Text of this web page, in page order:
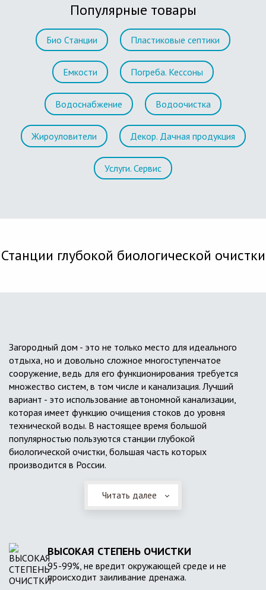
Популярные товары
Био Станции Пластиковые септики
Емкости Погреба. Кессоны
Водоснабжение Водоочистка
Жироуловители Декор. Дачная продукция
Услуги. Сервис
Станции глубокой биологической очистки
Загородный дом - это не только место для идеального
отдыха, но и довольно сложное многоступенчатое
сооружение, ведь для его функционирования требуется
множество систем, в том числе и канализация. Лучший
вариант - это использование автономной канализации,
которая имеет функцию очищения стоков до уровня
технической воды. В настоящее время большой
популярностью пользуются станции глубокой
биологической очистки, большая часть которых
производится в России.
Читать далее
ВЫСОКАЯ СТЕПЕНЬ ОЧИСТКИ
95-99%, не вредит окружающей среде и не
происходит заиливание дренажа.